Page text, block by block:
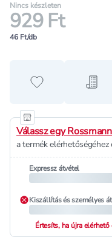
Nincs készleten
929 Ft
46 Ft/db
Hozzáadás a
Válassz egy
a termék elérhetőségéhez
Expressz átvétel
Kiszállítás és személyes
Értesíts, ha újra